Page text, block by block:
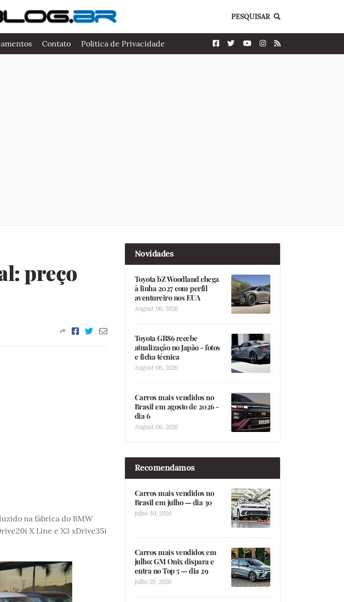
PESQUISAR
Contato Politica de Privacidade
preço
na fábrica do BMW
X Line e X3 xDrive35i
Novidades
Toyota bZ Woodland chega
à linha 2027 com perfil
aventureiro nos EUA
August 06, 2026
Toyota GR86 recebe
atualização no Japão - fotos
e ficha técnica
August 06, 2026
Carros mais vendidos no
Brasil em agosto de 2026 -
dia 6
August 06, 2026
Recomendamos
Carros mais vendidos no
Brasil em julho — dia 30
julho 30, 2026
Carros mais vendidos em
julho: GM Onix dispara e
entra no Top 5 — dia 29
julho 29, 2026